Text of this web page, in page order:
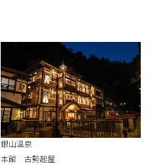
銀山溫泉
本館 古勢起屋